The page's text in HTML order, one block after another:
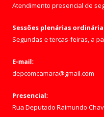
Atendimento presencial de
Sessões plenárias
Segundas e terças-feiras, a
E-mail:
depcomcamara@gmail.com
Presencial:
Rua Deputado Raimundo